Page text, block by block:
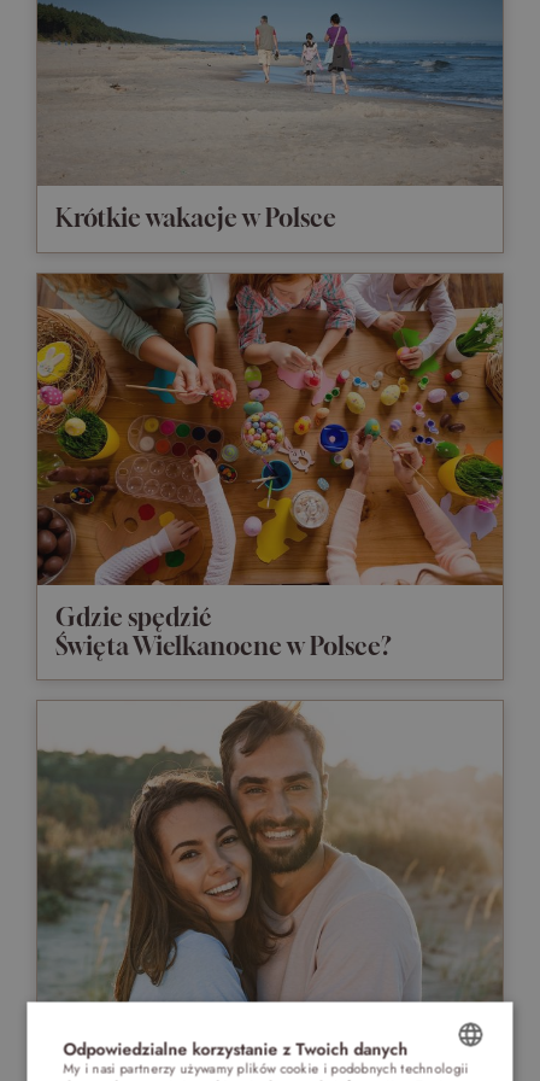
Krótkie wakacje w Polsce
Gdzie spędzić
Święta Wielkanocne w Polsce?
POMYSŁY NA ROMANTYCZNY
WIECZÓR
Odpowiedzialne korzystanie z Twoich danych
My i nasi partnerzy używamy plików cookie i podobnych technologii